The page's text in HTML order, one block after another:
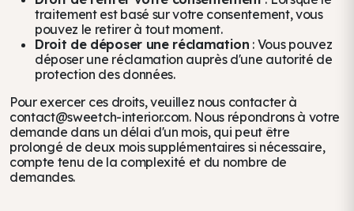
traitement est basé sur votre consentement, vous
pouvez le retirer à tout moment.
Droit de déposer une réclamation : Vous pouvez
déposer une réclamation auprès d'une autorité de
protection des données.
Pour exercer ces droits, veuillez nous contacter à
contact@sweetch-interior.com. Nous répondrons à votre
demande dans un délai d'un mois, qui peut être
prolongé de deux mois supplémentaires si nécessaire,
compte tenu de la complexité et du nombre de
demandes.